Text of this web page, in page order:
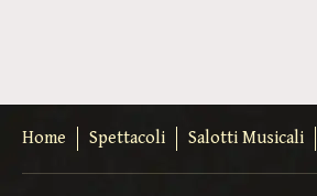
Home Spettacoli Salotti Musicali